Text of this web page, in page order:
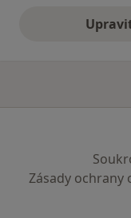
Zásady ochrany